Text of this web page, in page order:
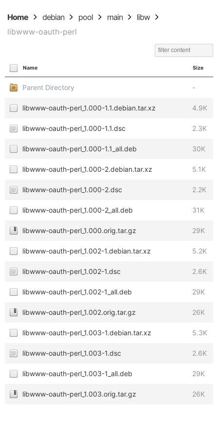
Home debian pool main
libw
libwww-oauth-perl
Name Size
Parent Directory -
libwww-oauth-perl_1.000-1.1.debian.tar.xz 4.9K
libwww-oauth-perl_1.000-1.1.dsc 2.3K
libwww-oauth-perl_1.000-1.1_all.deb 30K
libwww-oauth-perl_1.000-2.debian.tar.xz 5.1K
libwww-oauth-perl_1.000-2.dsc 2.2K
libwww-oauth-perl_1.000-2_all.deb 31K
libwww-oauth-perl_1.000.orig.tar.gz 29K
libwww-oauth-perl_1.002-1.debian.tar.xz 5.2K
libwww-oauth-perl_1.002-1.dsc 2.6K
libwww-oauth-perl_1.002-1_all.deb 29K
libwww-oauth-perl_1.002.orig.tar.gz 26K
libwww-oauth-perl_1.003-1.debian.tar.xz 5.3K
libwww-oauth-perl_1.003-1.dsc 2.6K
libwww-oauth-perl_1.003-1_all.deb 29K
libwww-oauth-perl_1.003.orig.tar.gz 26K